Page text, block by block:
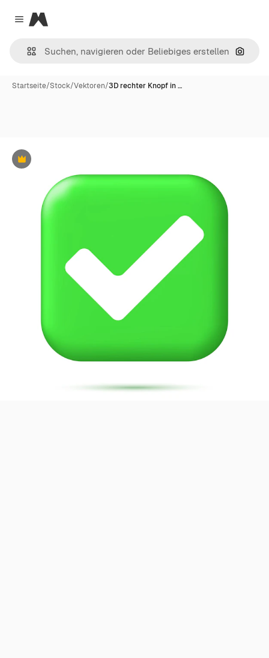
Close menu
Magnific
Nach
Startseite/Stock/Vektoren/3D rechter Knopf in …
Premium